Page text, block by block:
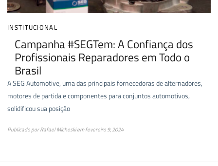
INSTITUCIONAL
Campanha #SEGTem: A Confiança dos
Profissionais Reparadores em Todo o
Brasil
A SEG Automotive, uma das principais fornecedoras de alternadores,
motores de partida e componentes para conjuntos automotivos,
solidificou sua posição
Publicado porRafael Micheskiemfevereiro 9, 2024